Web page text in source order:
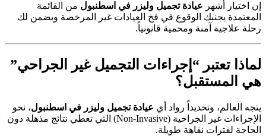
إن اختيار أشهر عيادة تجميل وليزر في اسطنبول من القائمة
المعتمدة يجنبك الوقوع في فخ العيادات غير المرخصة ويضمن لك
رحلة علاجية آمنة ومحمية قانونياً.
لماذا تعتبر “إجراءات التجميل غير الجراحي”
هي المستقبل؟
يتجه العالم، وتحديداً رواد أي عيادة تجميل وليزر في اسطنبول، نحو
الإجراءات غير الجراحية (Non-Invasive) التي تعطي نتائج مذهلة دون
الحاجة لفترات نقاهة طويلة.